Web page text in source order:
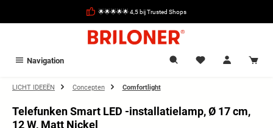
🌟🌟🌟🌟🌟 4,5 bij Trusted Shops
Navigation
LICHT IDEEËN Concepten Comfortlight
Telefunken Smart LED -installatielamp, Ø 17 cm,
12 W, Matt Nickel